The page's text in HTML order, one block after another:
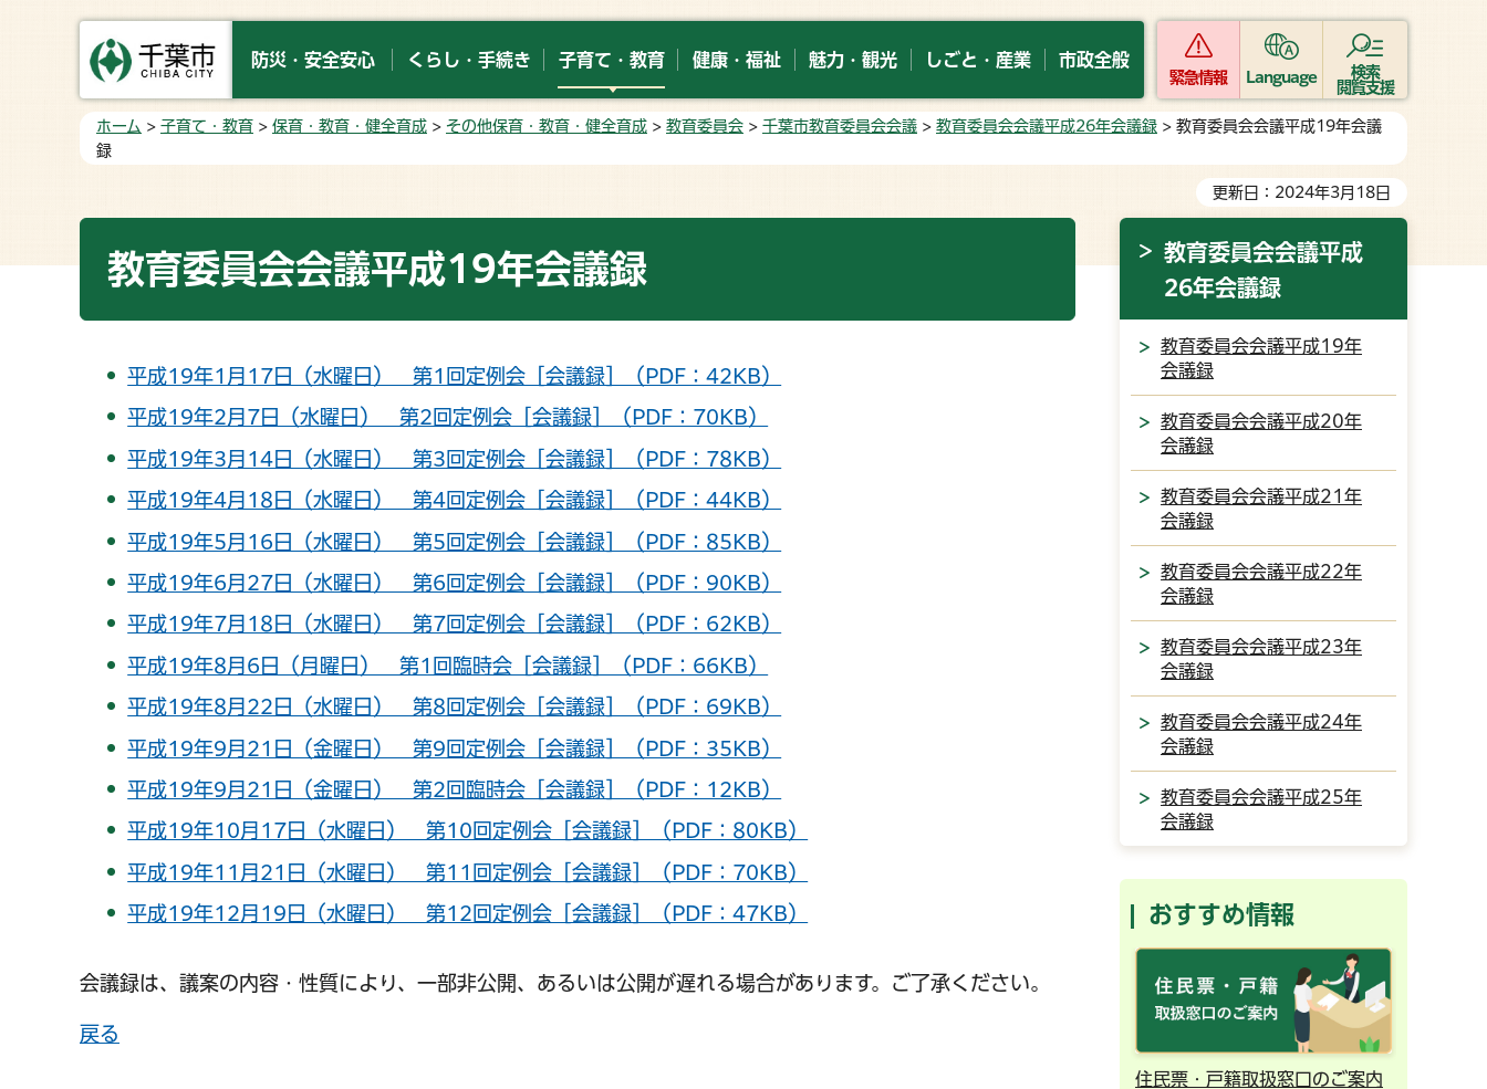
防災・安全安心 くらし・手続き 子育て・教育 健康・福祉 魅力・観光 しごと・産業 市政全般
緊急情報 Language
検索
閲覧支援
ホーム > 子育て・教育 > 保育・教育・健全育成 > その他保育・教育・健全育成 > 教育委員会 > 千葉市教育委員会会議 > 教育委員会会議平成26年会議録 > 教育委員会会議平成19年会議
録
更新日：2024年3月18日
教育委員会会議平成19年会議録
平成19年1月17日（水曜日） 第1回定例会［会議録］（PDF：42KB）
平成19年2月7日（水曜日） 第2回定例会［会議録］（PDF：70KB）
平成19年3月14日（水曜日） 第3回定例会［会議録］（PDF：78KB）
平成19年4月18日（水曜日） 第4回定例会［会議録］（PDF：44KB）
平成19年5月16日（水曜日） 第5回定例会［会議録］（PDF：85KB）
平成19年6月27日（水曜日） 第6回定例会［会議録］（PDF：90KB）
平成19年7月18日（水曜日） 第7回定例会［会議録］（PDF：62KB）
平成19年8月6日（月曜日） 第1回臨時会［会議録］（PDF：66KB）
平成19年8月22日（水曜日） 第8回定例会［会議録］（PDF：69KB）
平成19年9月21日（金曜日） 第9回定例会［会議録］（PDF：35KB）
平成19年9月21日（金曜日） 第2回臨時会［会議録］（PDF：12KB）
平成19年10月17日（水曜日） 第10回定例会［会議録］（PDF：80KB）
平成19年11月21日（水曜日） 第11回定例会［会議録］（PDF：70KB）
平成19年12月19日（水曜日） 第12回定例会［会議録］（PDF：47KB）
会議録は、議案の内容・性質により、一部非公開、あるいは公開が遅れる場合があります。ご了承ください。
戻る
教育委員会会議平成
26年会議録
教育委員会会議平成19年
会議録
教育委員会会議平成20年
会議録
教育委員会会議平成21年
会議録
教育委員会会議平成22年
会議録
教育委員会会議平成23年
会議録
教育委員会会議平成24年
会議録
教育委員会会議平成25年
会議録
おすすめ情報
住民票・戸籍取扱窓口のご案内